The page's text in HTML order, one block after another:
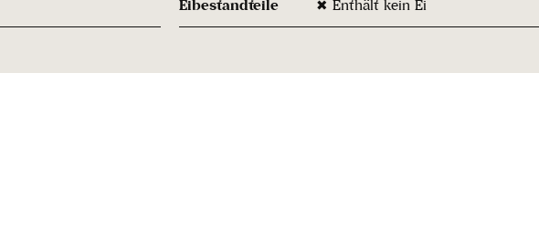
Eibestandteile ✖ Enthält kein Ei